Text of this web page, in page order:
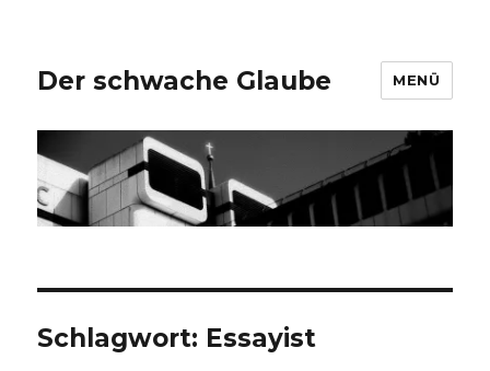
Der schwache Glaube MENÜ
Schlagwort: Essayist